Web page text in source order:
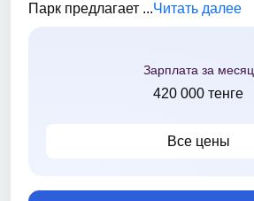
Парк предлагает ...Читать далее
Зарплата за месяц
420 000 тенге
Все цены